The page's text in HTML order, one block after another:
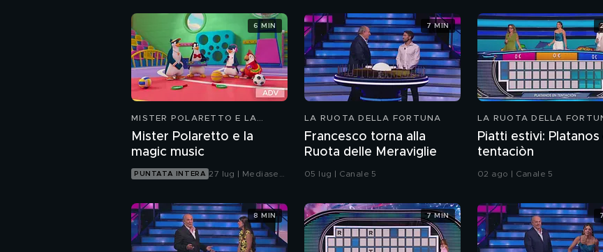
MISTER POLARETTO E LA
Mister Polaretto e la
magic music
PUNTATA INTERA 27 lug | Mediaset
6 MIN
LA RUOTA DELLA FORTUNA
Francesco torna alla
Ruota delle Meraviglie
05 lug | Canale 5
7 MIN
LA RUOTA DELLA
Piatti estivi: Platanos
tentaciòn
02 ago | Canale 5
8 MIN 7 MIN